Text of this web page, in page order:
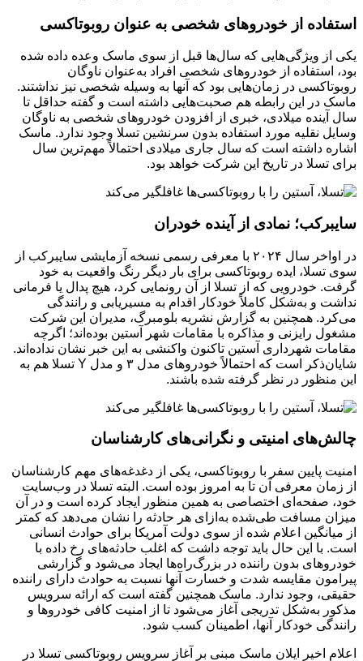
استفاده از خودروهای شخصی به عنوان روبوتاکسی
یکی از ویژگی‌هایی که سال‌ها قبل از سوی ماسک وعده داده شده
بود، استفاده از خودروهای شخصی افراد به‌عنوان ناوگان
روبوتاکسی در زمان‌هایی بود که آنها به وسیله شخصی نیز نداشتند.
ماسک در این رابطه هم صحبت‌هایی داشته است و گفته حداقل تا
سال آینده میلادی، خبری از افزودن خودروهای شخصی به ناوگان
وسایل نقلیه مورد استفاده بدون سرنشین تسلا وجود ندارد. ماسک
اشاره داشته است که سال جاری میلادی احتمالاً مهم‌ترین سال
برای تسلا در تاریخ این شرکت خواهد بود.
سایبرکب؛ نمادی از آینده خودران
در اواخر سال ۲۰۲۴ با معرفی رسمی نسخه آزمایشی سایبرکب از
سوی تسلا، ایده روبوتاکسی برای بار دیگر رنگ واقعیت به خود
گرفت. خودرویی که از تسلا از آن رونمایی کرد، هیچ پدال یا فرمانی
نداشت و به‌شکل کاملاً خودکار اقدام به مسیریابی و رانندگی
می‌کرد. همچنین به گزارش نشریه بلومبرگ، مدیران این شرکت
مشغول رایزنی و مذاکره با مقامات شهر آستین بوده‌اند؛ اگرچه
مقامات شهرداری آستین تاکنون واکنشی به این خبر نشان نداده‌اند.
شایان‌ذکر است که احتمالاً خودروهای مدل ۳ و مدل Y تسلا هم به
این منظور در نظر گرفته شده باشند.
چالش‌های امنیتی و نگرانی‌های کارشناسان
امنیت پایین سفر با روبوتاکسی، یکی از دغدغه‌های مهم کارشناسان
از زمان معرفی آن تا به امروز بوده است. البته تسلا در وب‌سایت
خود، صفحه‌ای اختصاصی به همین منظور ایجاد کرده است و در آن
میزان مسافت طی‌شده به‌‌ازای هر حادثه را نشان می‌دهد که کمتر
از میانگین اعلام شده از سوی دولت آمریکا برای حوادث انسانی
است. با این حال باید توجه داشت که اغلب حادثه‌های رخ داده با
خودروهای بدون راننده در بزرگ‌راه‌ها ایجاد می‌شود و گزارشی
پیرامون مقایسه شدت و خسارت آنها نسبت به حوادث دارای راننده
حقیقی، وجود ندارد. ماسک همچنین گفته است که ارائه سرویس
مذکور به‌شکل تدریجی آغاز می‌شود تا از امنیت کافی خودروها و
رانندگی خودکار آنها، اطمینان کسب شود.
اعلام اخیر ایلان ماسک مبنی بر آغاز سرویس روبوتاکسی تسلا در